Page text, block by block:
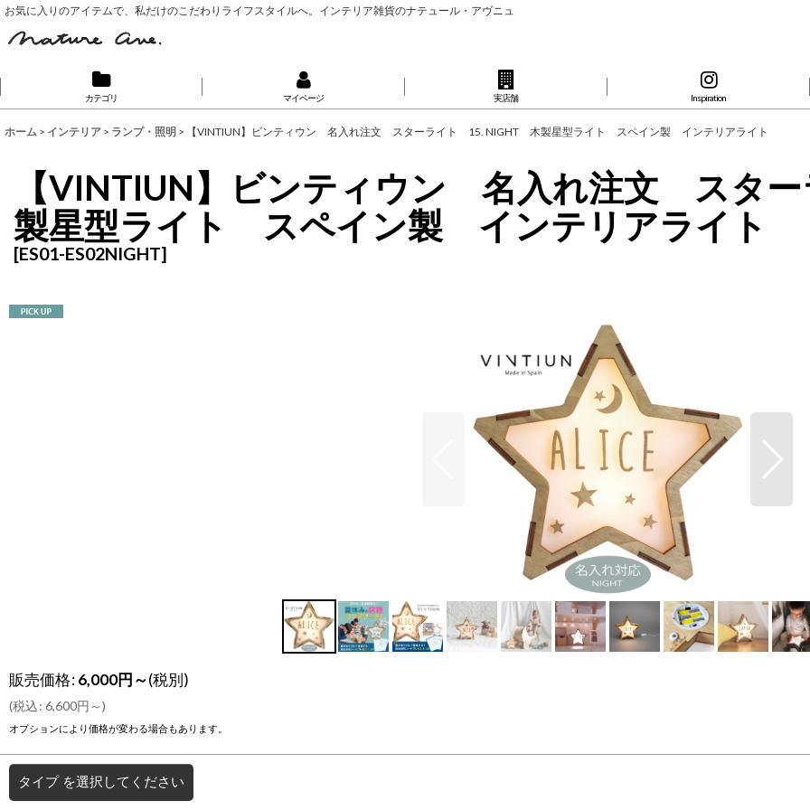
お気に入りのアイテムで、私だけのこだわりライフスタイルへ。インテリア雑貨のナテュール・アヴニュ
カテゴリ マイページ 実店舗 Inspiration
ホーム > インテリア > ランプ・照明 > 【VINTIUN】ビンティウン 名入れ注文 スターライト 15. NIGHT 木製星型ライト スペイン製 インテリアライト
【VINTIUN】ビンティウン 名入れ注文 スタ
製星型ライト スペイン製 インテリアライト
[ES01-ES02NIGHT]
販売価格:6,000円～(税別)
(税込: 6,600円 ～)
オプションにより価格が変わる場合もあります。
タイプ を選択してください